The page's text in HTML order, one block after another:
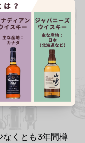
なくとも3年間樽